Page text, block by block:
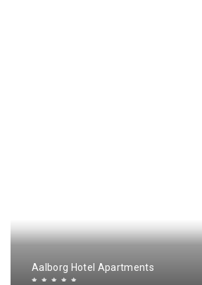
Aalborg Hotel Apartments